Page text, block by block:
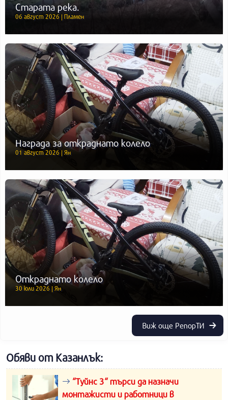
Старата река.
06 август 2026 | Пламен
Награда за откраднато колело
01 август 2026 | Ян
Откраднато колело
30 юли 2026 | Ян
Виж още РепорТИ
Обяви от Казанлък:
“Туйнс 3“ търси да назначи
монтажисти и работници в